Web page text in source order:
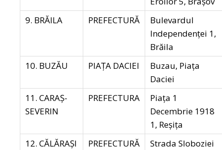
9. BRĂILA
PREFECTURĂ
Bulevardul
Independenţei 1,
Brăila
10. BUZĂU
PIAȚA DACIEI
Buzau, Piața
Daciei
11. CARAŞ-
SEVERIN
PREFECTURA
Piața 1
Decembrie 1918
1, Reșița
12. CĂLĂRAŞI
PREFECTURĂ
Strada Sloboziei